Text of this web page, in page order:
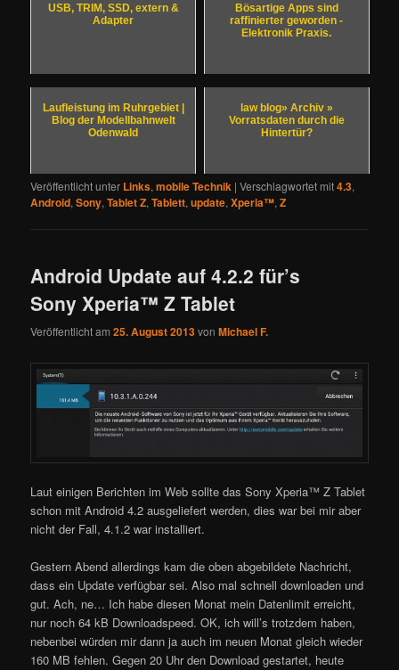
USB, TRIM, SSD, extern &
Adapter
Bösartige Apps sind
raffinierter geworden -
Elektronik Praxis.
Laufleistung im Ruhrgebiet |
Blog der Modellbahnwelt
Odenwald
law blog» Archiv »
Vorratsdaten durch die
Hintertür?
Veröffentlicht unter Links,mobile Technik |Verschlagwortet mit4.3,
Android,Sony,Tablet Z,Tablett,update,Xperia™,Z
Android Update auf 4.2.2 für’s
Sony Xperia™ Z Tablet
Veröffentlicht am25. August 2013vonMichael F.
Laut einigen Berichten im Web sollte das Sony Xperia™ Z Tablet
schon mit Android 4.2 ausgeliefert werden, dies war bei mir aber
nicht der Fall, 4.1.2 war installiert.
Gestern Abend allerdings kam die oben abgebildete Nachricht,
dass ein Update verfügbar sei. Also mal schnell downloaden und
gut. Ach, ne… Ich habe diesen Monat mein Datenlimit erreicht,
nur noch 64 kB Downloadspeed. OK, ich will’s trotzdem haben,
nebenbei würden mir dann ja auch im neuen Monat gleich wieder
160 MB fehlen. Gegen 20 Uhr den Download gestartet, heute